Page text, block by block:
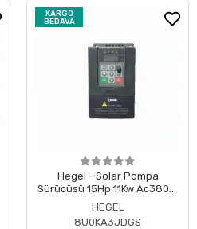
KARGO
BEDAVA
Hegel - Solar Pompa
Sürücüsü 15Hp 11Kw Ac380V,
Pv Giriş Max 900V, Çalışma
Dc 350-900V
HEGEL
8U0KA3JDGS